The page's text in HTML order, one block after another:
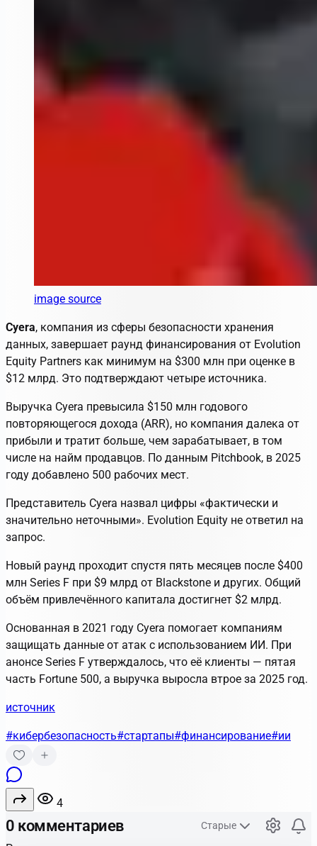
image source
Cyera, компания из сферы безопасности хранения
данных, завершает раунд финансирования от Evolution
Equity Partners как минимум на $300 млн при оценке в
$12 млрд. Это подтверждают четыре источника.
Выручка Cyera превысила $150 млн годового
повторяющегося дохода (ARR), но компания далека от
прибыли и тратит больше, чем зарабатывает, в том
числе на найм продавцов. По данным Pitchbook, в 2025
году добавлено 500 рабочих мест.
Представитель Cyera назвал цифры «фактически и
значительно неточными». Evolution Equity не ответил на
запрос.
Новый раунд проходит спустя пять месяцев после $400
млн Series F при $9 млрд от Blackstone и других. Общий
объём привлечённого капитала достигнет $2 млрд.
Основанная в 2021 году Cyera помогает компаниям
защищать данные от атак с использованием ИИ. При
анонсе Series F утверждалось, что её клиенты — пятая
часть Fortune 500, а выручка выросла втрое за 2025 год.
источник
#кибербезопасность#стартапы#финансирование#ии
4
0 комментариев Старые